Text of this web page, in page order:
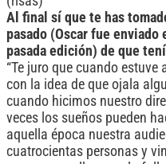
Al final sí que te has
pasado (Oscar fue enviado
pasada edición) de que
“Te juro que cuando
con la idea de que ojala
cuando hicimos nuestro
veces los sueños pueden
aquella época nuestra
cuatrocientas personas y